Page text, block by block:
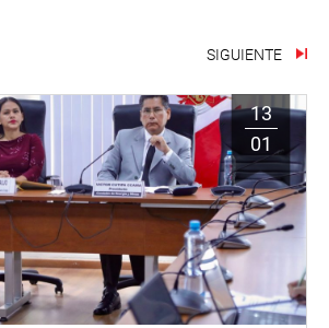
SIGUIENTE
13
01